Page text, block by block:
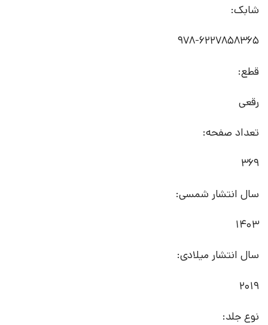
شابک:
قطع:
رقعی
تعداد صفحه:
369
سال انتشار شمسی:
1403
سال انتشار میلادی:
2019
نوع جلد: